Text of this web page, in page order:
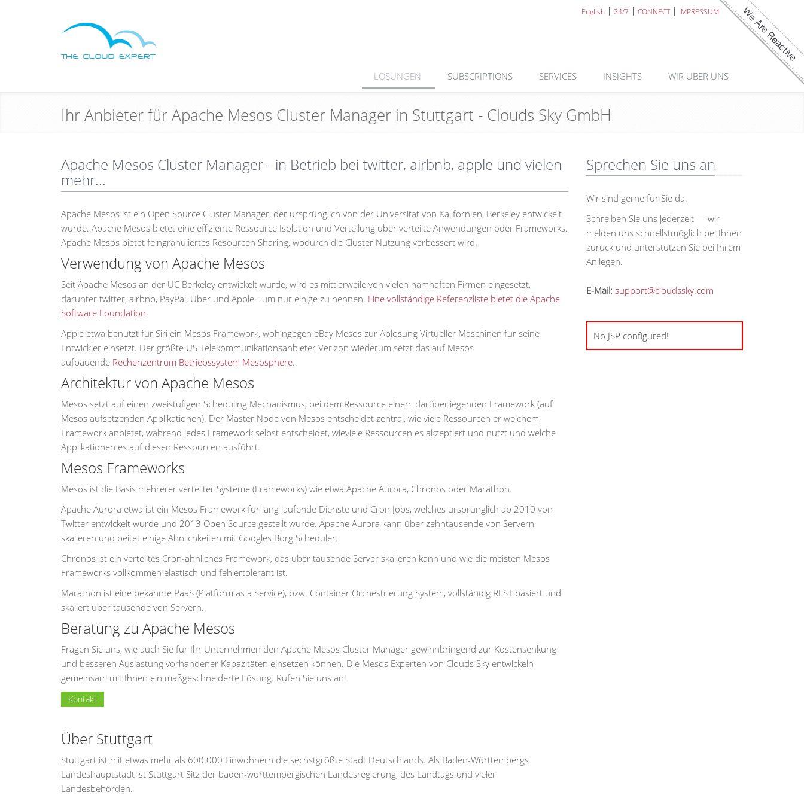
English 24/7 CONNECT IMPRESSUM
LÖSUNGEN SUBSCRIPTIONS SERVICES INSIGHTS WIR ÜBER UNS
Ihr Anbieter für Apache Mesos Cluster Manager in Stuttgart - Clouds Sky GmbH
Apache Mesos Cluster Manager - in Betrieb bei twitter, airbnb, apple und vielen
mehr...
Apache Mesos ist ein Open Source Cluster Manager, der ursprünglich von der Universität von Kalifornien, Berkeley entwickelt
wurde. Apache Mesos bietet eine effiziente Ressource Isolation und Verteilung über verteilte Anwendungen oder Frameworks.
Apache Mesos bietet feingranuliertes Resourcen Sharing, wodurch die Cluster Nutzung verbessert wird.
Verwendung von Apache Mesos
Seit Apache Mesos an der UC Berkeley entwickelt wurde, wird es mittlerweile von vielen namhaften Firmen eingesetzt,
darunter twitter, airbnb, PayPal, Uber und Apple - um nur einige zu nennen. Eine vollständige Referenzliste bietet die Apache
Software Foundation.
Apple etwa benutzt für Siri ein Mesos Framework, wohingegen eBay Mesos zur Ablösung Virtueller Maschinen für seine
Entwickler einsetzt. Der größte US Telekommunikationsanbieter Verizon wiederum setzt das auf Mesos
aufbauende Rechenzentrum Betriebssystem Mesosphere.
Architektur von Apache Mesos
Mesos setzt auf einen zweistufigen Scheduling Mechanismus, bei dem Ressource einem darüberliegenden Framework (auf
Mesos aufsetzenden Applikationen). Der Master Node von Mesos entscheidet zentral, wie viele Ressourcen er welchem
Framework anbietet, während jedes Framework selbst entscheidet, wieviele Ressourcen es akzeptiert und nutzt und welche
Applikationen es auf diesen Ressourcen ausführt.
Mesos Frameworks
Mesos ist die Basis mehrerer verteilter Systeme (Frameworks) wie etwa Apache Aurora, Chronos oder Marathon.
Apache Aurora etwa ist ein Mesos Framework für lang laufende Dienste und Cron Jobs, welches ursprünglich ab 2010 von
Twitter entwickelt wurde und 2013 Open Source gestellt wurde. Apache Aurora kann über zehntausende von Servern
skalieren und beitet einige Ähnlichkeiten mit Googles Borg Scheduler.
Chronos ist ein verteiltes Cron-ähnliches Framework, das über tausende Server skalieren kann und wie die meisten Mesos
Frameworks vollkommen elastisch und fehlertolerant ist.
Marathon ist eine bekannte PaaS (Platform as a Service), bzw. Container Orchestrierung System, vollständig REST basiert und
skaliert über tausende von Servern.
Beratung zu Apache Mesos
Fragen Sie uns, wie auch Sie für Ihr Unternehmen den Apache Mesos Cluster Manager gewinnbringend zur Kostensenkung
und besseren Auslastung vorhandener Kapazitäten einsetzen können. Die Mesos Experten von Clouds Sky entwickeln
gemeinsam mit Ihnen ein maßgeschneiderte Lösung. Rufen Sie uns an!
Kontakt
Über Stuttgart
Stuttgart ist mit etwas mehr als 600.000 Einwohnern die sechstgrößte Stadt Deutschlands. Als Baden-Württembergs
Landeshauptstadt ist Stuttgart Sitz der baden-württembergischen Landesregierung, des Landtags und vieler
Landesbehörden.
Sprechen Sie uns an
Wir sind gerne für Sie da.
Schreiben Sie uns jederzeit — wir
melden uns schnellstmöglich bei Ihnen
zurück und unterstützen Sie bei Ihrem
Anliegen.
E-Mail: support@cloudssky.com
No JSP configured!